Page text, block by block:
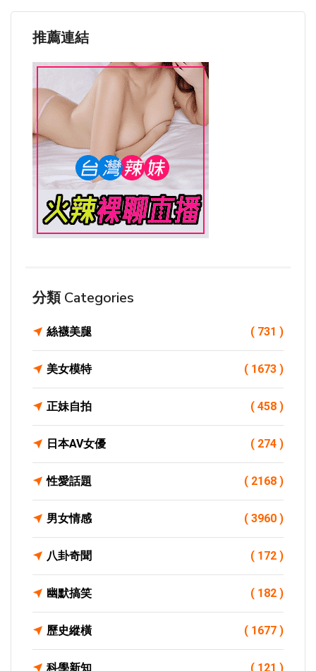
推薦連結
分類 Categories
絲襪美腿 ( 731 )
美女模特 ( 1673 )
正妹自拍 ( 458 )
日本AV女優 ( 274 )
性愛話題 ( 2168 )
男女情感 ( 3960 )
八卦奇聞 ( 172 )
幽默搞笑 ( 182 )
歷史縱橫 ( 1677 )
科學新知 ( 121 )